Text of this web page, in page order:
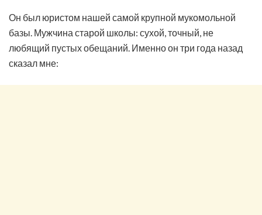
Он был юристом нашей самой крупной мукомольной
базы. Мужчина старой школы: сухой, точный, не
любящий пустых обещаний. Именно он три года назад
сказал мне: